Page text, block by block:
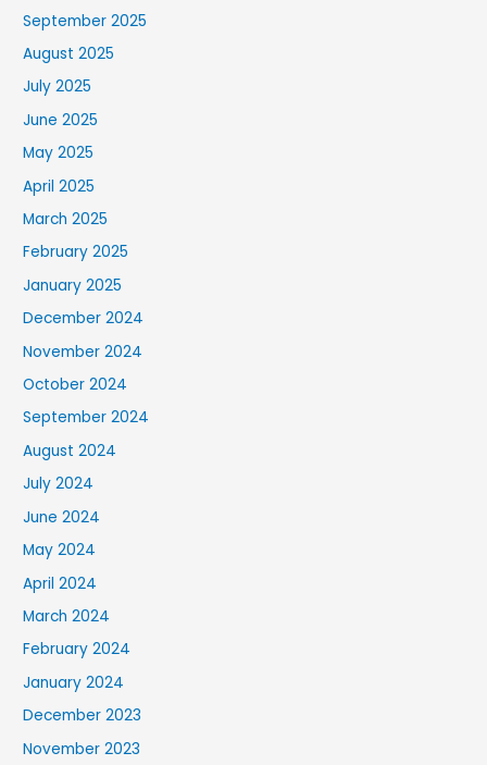
September 2025
August 2025
July 2025
June 2025
May 2025
April 2025
March 2025
February 2025
January 2025
December 2024
November 2024
October 2024
September 2024
August 2024
July 2024
June 2024
May 2024
April 2024
March 2024
February 2024
January 2024
December 2023
November 2023